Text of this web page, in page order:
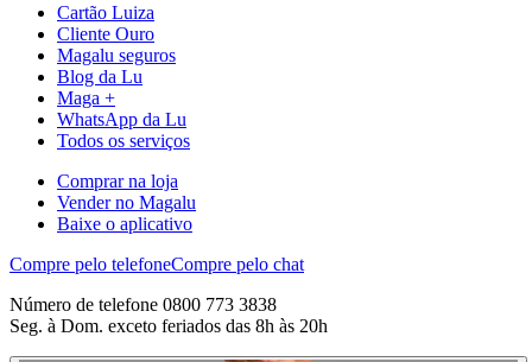
Cartão Luiza
Cliente Ouro
Magalu seguros
Blog da Lu
Maga +
WhatsApp da Lu
Todos os serviços
Comprar na loja
Vender no Magalu
Baixe o aplicativo
Compre pelo telefoneCompre pelo chat
Número de telefone 0800 773 3838
Seg. à Dom. exceto feriados das 8h às 20h